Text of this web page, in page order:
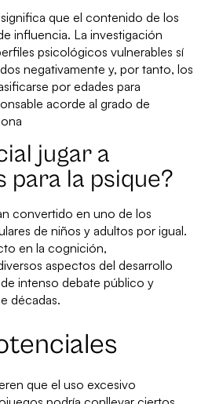
que el contenido de los
influencia. La investigación
psicológicos vulnerables sí
negativamente y, por tanto, los
por edades para
acorde al grado de
jugar a
para la psique?
convertido en uno de los
de niños y adultos por igual.
en la cognición,
aspectos del desarrollo
intenso debate público y
décadas.
que el uso excesivo